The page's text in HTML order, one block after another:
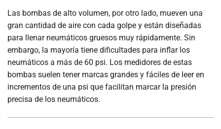
Las bombas de alto volumen, por otro lado, mueven una
gran cantidad de aire con cada golpe y están diseñadas
para llenar neumáticos gruesos muy rápidamente. Sin
embargo, la mayoría tiene dificultades para inflar los
neumáticos a más de 60 psi. Los medidores de estas
bombas suelen tener marcas grandes y fáciles de leer en
incrementos de una psi que facilitan marcar la presión
precisa de los neumáticos.